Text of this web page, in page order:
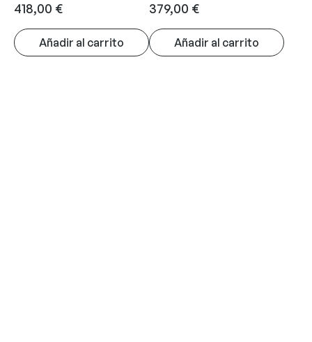
418,00 €
Añadir al carrito
379,00 €
Añadir al carrito